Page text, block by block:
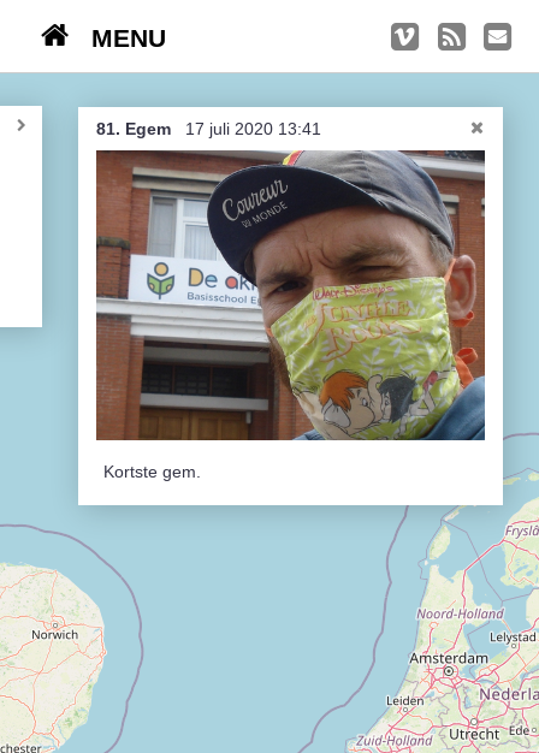
MENU
Kasseien
België / Duitsland / Nederland
Hoogtepunten
Soeperlange tocht
Afleveringen
Bounding Boxes
De groetjes terug
Doelloos
Ronde Van Flandriën
Dhr. Dries
Schapentocht
81. Egem 17 juli 2020 13:41
Kortste gem.